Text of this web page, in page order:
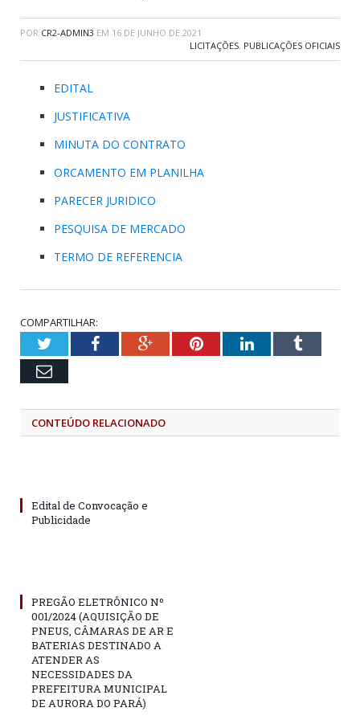
POR CR2-ADMIN3 EM 16 DE JUNHO DE 2021
LICITAÇÕES, PUBLICAÇÕES OFICIAIS
EDITAL
JUSTIFICATIVA
MINUTA DO CONTRATO
ORCAMENTO EM PLANILHA
PARECER JURIDICO
PESQUISA DE MERCADO
TERMO DE REFERENCIA
COMPARTILHAR:
TwitterFacebookGoogle+PinterestLinkedInTumblr
Email
CONTEÚDO RELACIONADO
Edital de Convocação e
Publicidade
PREGÃO ELETRÔNICO Nº
001/2024 (AQUISIÇÃO DE
PNEUS, CÂMARAS DE AR E
BATERIAS DESTINADO A
ATENDER AS
NECESSIDADES DA
PREFEITURA MUNICIPAL
DE AURORA DO PARÁ)